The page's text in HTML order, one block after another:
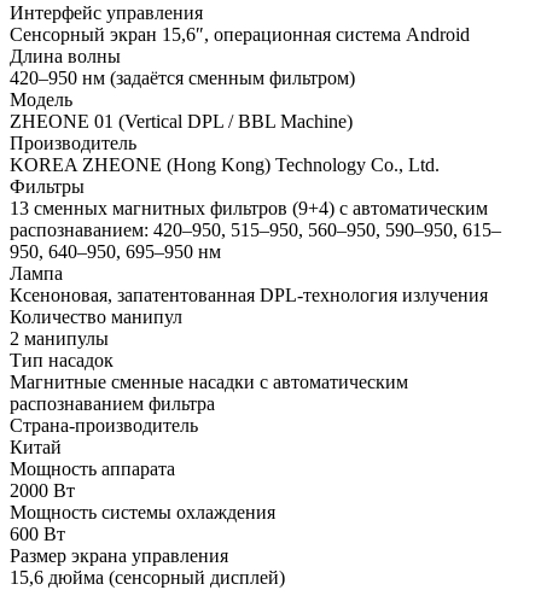
Интерфейс управления
Сенсорный экран 15,6″, операционная система Android
Длина волны
420–950 нм (задаётся сменным фильтром)
Модель
ZHEONE 01 (Vertical DPL / BBL Machine)
Производитель
KOREA ZHEONE (Hong Kong) Technology Co., Ltd.
Фильтры
13 сменных магнитных фильтров (9+4) с автоматическим
распознаванием: 420–950, 515–950, 560–950, 590–950, 615–
950, 640–950, 695–950 нм
Лампа
Ксеноновая, запатентованная DPL-технология излучения
Количество манипул
2 манипулы
Тип насадок
Магнитные сменные насадки с автоматическим
распознаванием фильтра
Страна-производитель
Китай
Мощность аппарата
2000 Вт
Мощность системы охлаждения
600 Вт
Размер экрана управления
15,6 дюйма (сенсорный дисплей)